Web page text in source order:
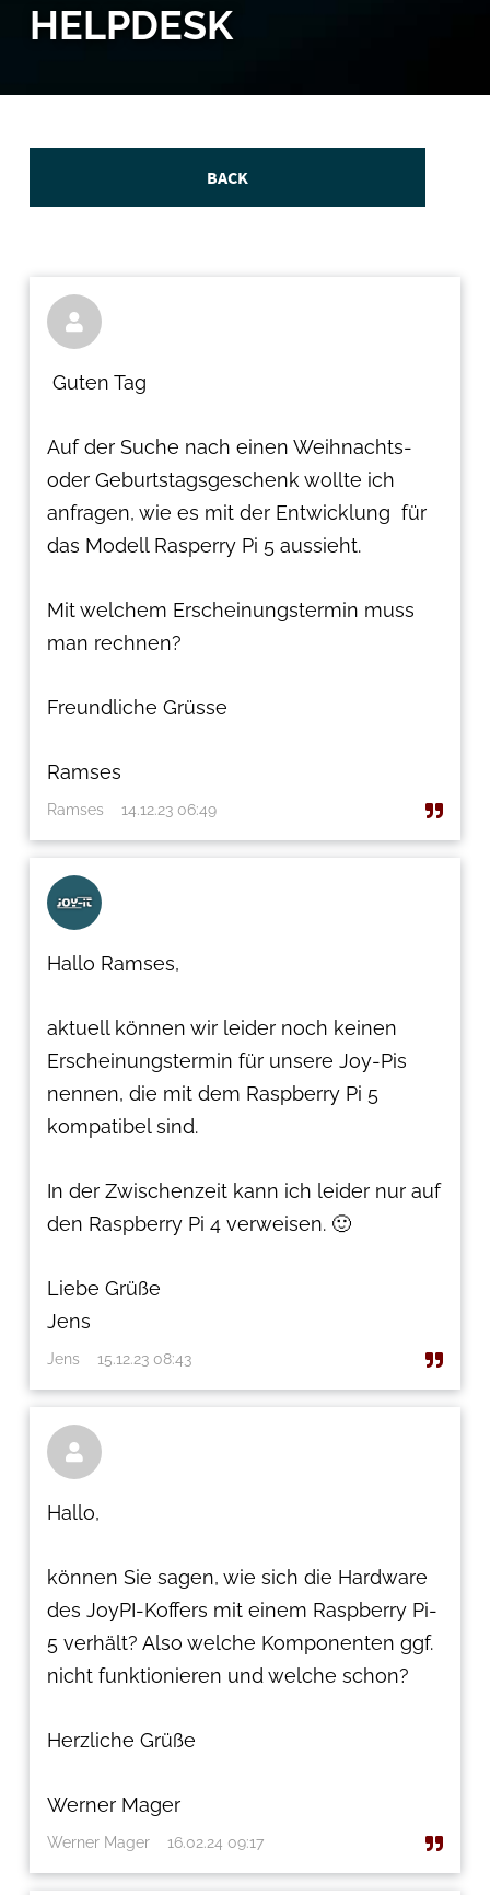
HELPDESK
BACK

Guten Tag
Auf der Suche nach einen Weihnachts-
oder Geburtstagsgeschenk wollte ich
anfragen, wie es mit der Entwicklung für
das Modell Rasperry Pi 5 aussieht.
Mit welchem Erscheinungstermin muss
man rechnen?
Freundliche Grüsse
Ramses
Ramses 14.12.23 06:49
Hallo Ramses,
aktuell können wir leider noch keinen
Erscheinungstermin für unsere Joy-Pis
nennen, die mit dem Raspberry Pi 5
kompatibel sind.
In der Zwischenzeit kann ich leider nur auf
den Raspberry Pi 4 verweisen. 🙂
Liebe Grüße
Jens
Jens 15.12.23 08:43

Hallo,
können Sie sagen, wie sich die Hardware
des JoyPI-Koffers mit einem Raspberry Pi-
5 verhält? Also welche Komponenten ggf.
nicht funktionieren und welche schon?
Herzliche Grüße
Werner Mager
Werner Mager 16.02.24 09:17